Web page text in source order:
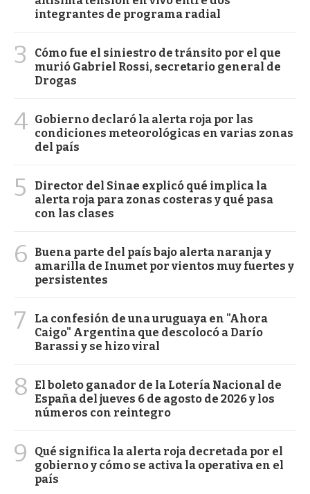
integrantes de programa radial
3
Cómo fue el siniestro de tránsito por el que
murió Gabriel Rossi, secretario general de
Drogas
4 Gobierno declaró la alerta roja por las
condiciones meteorológicas en varias zonas
del país
5
Director del Sinae explicó qué implica la
alerta roja para zonas costeras y qué pasa
con las clases
6
Buena parte del país bajo alerta naranja y
amarilla de Inumet por vientos muy fuertes y
persistentes
7
La confesión de una uruguaya en "Ahora
Caigo" Argentina que descolocó a Darío
Barassi y se hizo viral
8
El boleto ganador de la Lotería Nacional de
España del jueves 6 de agosto de 2026 y los
números con reintegro
9
Qué significa la alerta roja decretada por el
gobierno y cómo se activa la operativa en el
país